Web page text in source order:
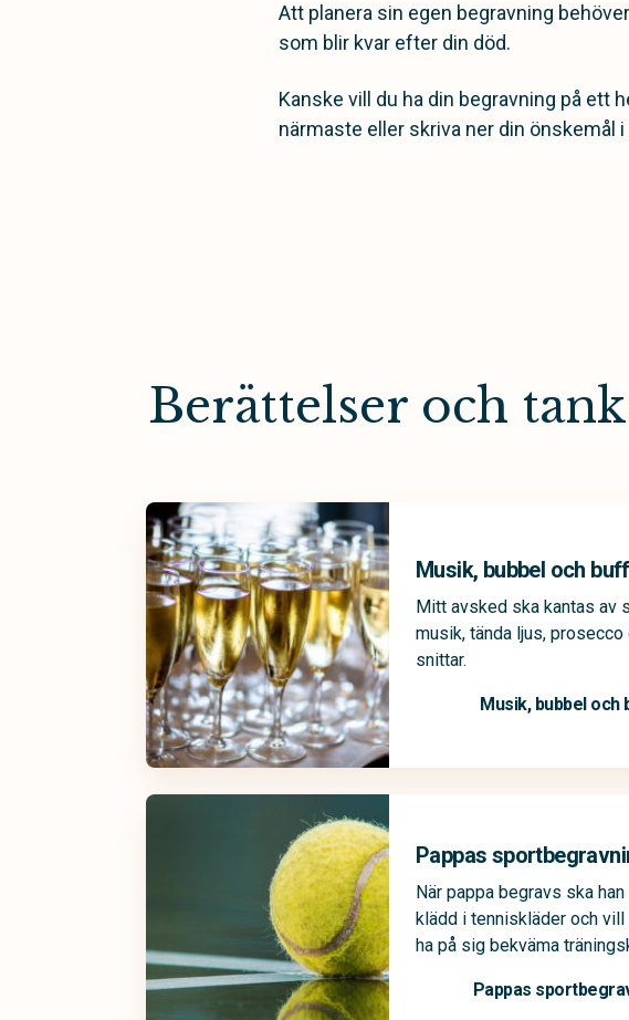
Att planera sin egen begravning
som blir kvar efter din död.
Kanske vill du ha din begravning på ett
närmaste eller skriva ner din önskemål
Berättelser och
Musik, bubbel och
Mitt avsked ska kantas av
musik, tända ljus, prosecco
snittar.
Musik, bubbel och
Pappas
När pappa begravs ska han
klädd i tenniskläder och
ha på sig bekväma
Pappas